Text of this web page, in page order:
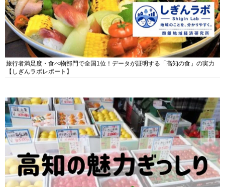
旅行者満足度・食べ物部門で全国1位！データが証明する「高知の食」の実力
【しぎんラボレポート】